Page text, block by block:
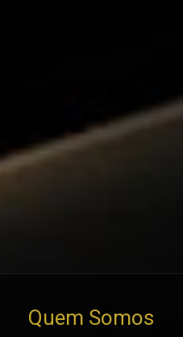
Quem Somos